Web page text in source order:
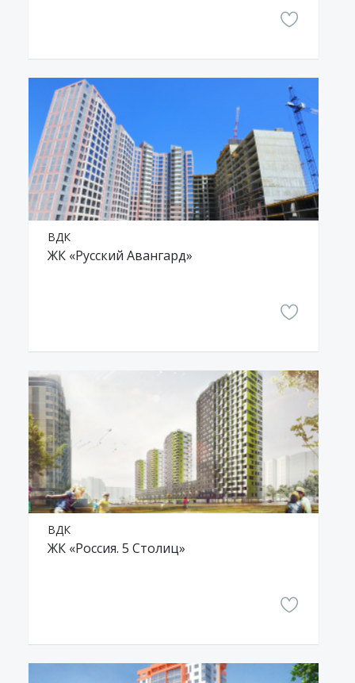
ВДК
ЖК «Русский Авангард»
ВДК
ЖК «Россия. 5 Столиц»